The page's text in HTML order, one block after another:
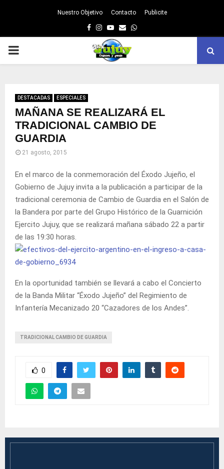
Nuestro Objetivo Contacto Publicite
Facebook
Instagram
Youtube
EmailWhatsapp
PRIMARY
DESTACADAS ESPECIALES
MAÑANA SE REALIZARÁ EL
TRADICIONAL CAMBIO DE
GUARDIA
21 agosto, 2015
En el marco de la conmemoración del Éxodo Jujeño, el
Gobierno de Jujuy invita a la publicación a participar de la
tradicional ceremonia de Cambio de Guardia en el Salón de
la Bandera por parte del Grupo Histórico de la Guarnición
Ejercito Jujuy, que se realizará mañana sábado 22 a partir
de las 19:30 horas.
En la oportunidad también se llevará a cabo el Concierto
de la Banda Militar “Éxodo Jujeño” del Regimiento de
Infantería Mecanizado 20 “Cazadores de los Andes”.
TRADICIONAL CAMBIO DE GUARDIA
0